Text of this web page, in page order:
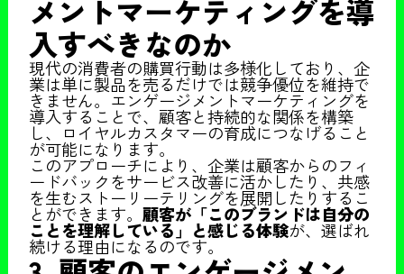
メントマーケティングを導
入すべきなのか
現代の消費者の購買行動は多様化しており、企
業は単に製品を売るだけでは競争優位を維持で
きません。エンゲージメントマーケティングを
導入することで、顧客と持続的な関係を構築
し、ロイヤルカスタマーの育成につなげること
が可能になります。
このアプローチにより、企業は顧客からのフィ
ードバックをサービス改善に活かしたり、共感
を生むストーリーテリングを展開したりするこ
とができます。 顧客が「このブランドは自分の
ことを理解している」と感じる体験が、選ばれ
続ける理由になるのです。